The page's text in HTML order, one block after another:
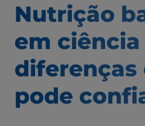
Nutrição
em ciência
diferenças
pode